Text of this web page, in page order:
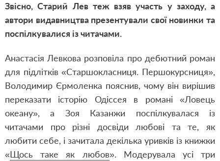
Звісно, Старий Лев теж взяв участь у заходу, а
автори видавництва презентували свої новинки та
поспілкувалися із читачами.
Анастасія Левкова розповіла про дебютний роман
для підлітків «Старшокласниця. Першокурсниця»,
Володимир Єрмоленка пояснив, чому він вирішив
переказати історію Одіссея в романі «Ловець
океану», а Зоя Казанжи поспілкувалася із
читачами про різні досвіди любові та те, як
любити себе, і зачитала декілька уривків із книжки
«Щось таке як любов». Модерувала усі три